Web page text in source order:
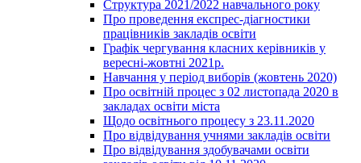
Структура 2021/2022 навчального року
Про проведення експрес-діагностики
працівників закладів освіти
Графік чергування класних керівників у
вересні-жовтні 2021р.
Навчання у період виборів (жовтень 2020)
Про освітній процес з 02 листопада 2020 в
закладах освіти міста
Щодо освітнього процесу з 23.11.2020
Про відвідування учнями закладів освіти
Про відвідування здобувачами освіти